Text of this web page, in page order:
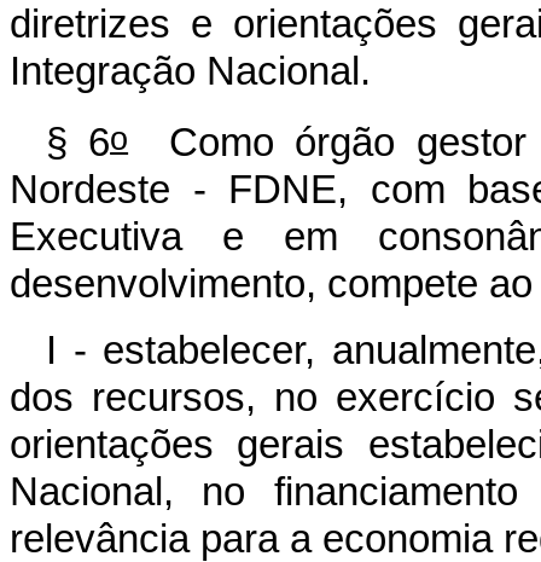
diretrizes e orientações
Integração Nacional.
§ 6oComo órgão gestor
Nordeste - FDNE, com
Executiva e em
desenvolvimento, compete
I - estabelecer,
dos recursos, no exercício
orientações gerais
Nacional, no
relevância para a economia